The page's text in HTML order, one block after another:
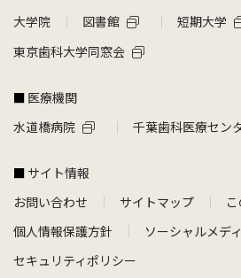
大学院
図書館
短期大学
東京歯科大学同窓会
医療機関
水道橋病院
千葉歯科医療セン
サイト情報
お問い合わせ
サイトマップ
個人情報保護方針
ソーシャルメデ
セキュリティポリシー